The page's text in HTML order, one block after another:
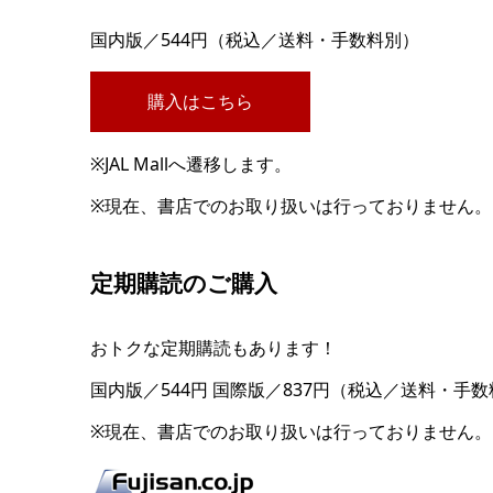
国内版／544円（税込／送料・手数料別）
購入はこちら
※JAL Mallへ遷移します。
※現在、書店でのお取り扱いは行っておりません。
定期購読のご購入
おトクな定期購読もあります！
国内版／544円 国際版／837円（税込／送料・手
※現在、書店でのお取り扱いは行っておりません。